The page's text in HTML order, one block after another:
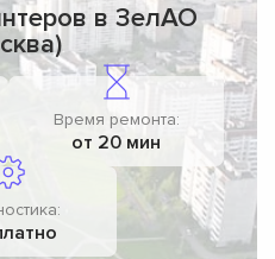
в ЗелАО
Время ремонта:
от 20 мин